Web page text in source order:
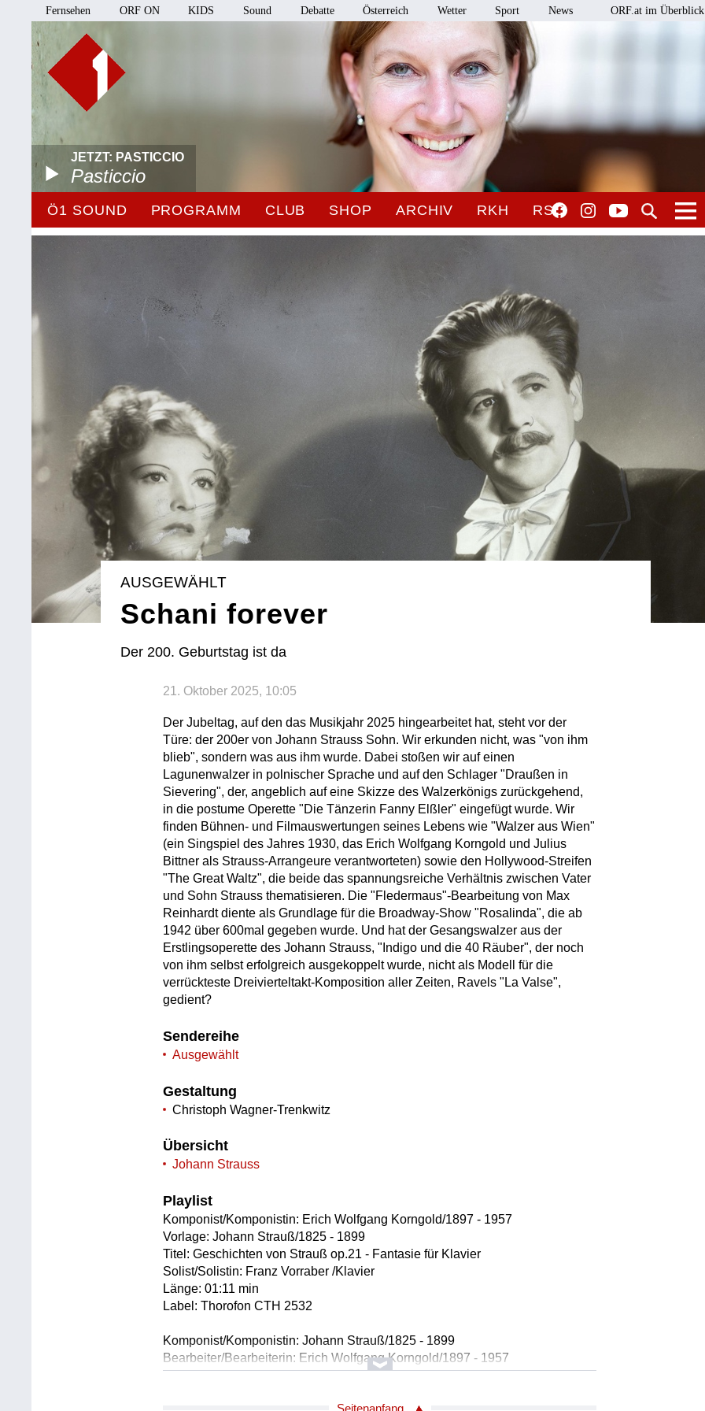
Fernsehen ORF ON KIDS Sound Debatte Österreich Wetter Sport News ORF.at im Überblick
JETZT: PASTICCIO
Pasticcio
Ö1 SOUND PROGRAMM CLUB SHOP ARCHIV RKH RSO
AUSGEWÄHLT
Schani forever
Der 200. Geburtstag ist da
21. Oktober 2025, 10:05
Der Jubeltag, auf den das Musikjahr 2025 hingearbeitet hat, steht vor der
Türe: der 200er von Johann Strauss Sohn. Wir erkunden nicht, was "von ihm
blieb", sondern was aus ihm wurde. Dabei stoßen wir auf einen
Lagunenwalzer in polnischer Sprache und auf den Schlager "Draußen in
Sievering", der, angeblich auf eine Skizze des Walzerkönigs zurückgehend,
in die postume Operette "Die Tänzerin Fanny Elßler" eingefügt wurde. Wir
finden Bühnen- und Filmauswertungen seines Lebens wie "Walzer aus Wien"
(ein Singspiel des Jahres 1930, das Erich Wolfgang Korngold und Julius
Bittner als Strauss-Arrangeure verantworteten) sowie den Hollywood-Streifen
"The Great Waltz", die beide das spannungsreiche Verhältnis zwischen Vater
und Sohn Strauss thematisieren. Die "Fledermaus"-Bearbeitung von Max
Reinhardt diente als Grundlage für die Broadway-Show "Rosalinda", die ab
1942 über 600mal gegeben wurde. Und hat der Gesangswalzer aus der
Erstlingsoperette des Johann Strauss, "Indigo und die 40 Räuber", der noch
von ihm selbst erfolgreich ausgekoppelt wurde, nicht als Modell für die
verrückteste Dreivierteltakt-Komposition aller Zeiten, Ravels "La Valse",
gedient?
Sendereihe
Ausgewählt
Gestaltung
Christoph Wagner-Trenkwitz
Übersicht
Johann Strauss
Playlist
Komponist/Komponistin: Erich Wolfgang Korngold/1897 - 1957
Vorlage: Johann Strauß/1825 - 1899
Titel: Geschichten von Strauß op.21 - Fantasie für Klavier
Solist/Solistin: Franz Vorraber /Klavier
Länge: 01:11 min
Label: Thorofon CTH 2532
Komponist/Komponistin: Johann Strauß/1825 - 1899
Bearbeiter/Bearbeiterin: Erich Wolfgang Korngold/1897 - 1957
Textdichter/Textdichterin, Textquelle: Friedrich Zell/1829 - 1895
Seitenanfang